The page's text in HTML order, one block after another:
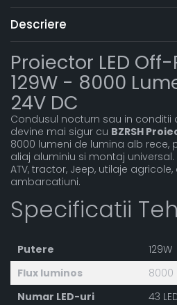
Descriere
Proiector LED Off-
129W - 8000
24V DC
Condusul nocturn sau in conditii
devine mai sigur cu BZRSH
8000 lumeni de lumina alb rece,
aliaj aluminiu si montaj
ATV, tractor, Jeep, utilaje
ambarcatiuni.
Specificatii
Putere
129W
Flux luminos
8000
Numar LED-uri
43